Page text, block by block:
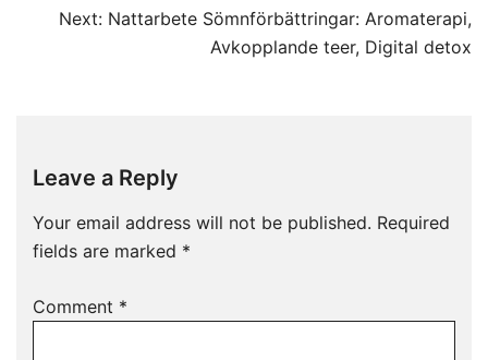
PostNext: Nattarbete Sömnförbättringar: Aromaterapi,
Avkopplande teer, Digital detox
Leave a Reply
Your email address will not be published. Required
fields are marked *
Comment *